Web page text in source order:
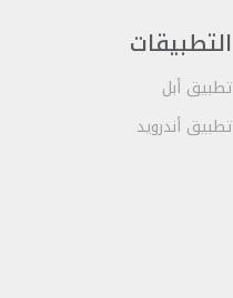
التطبيقات
تطبيق أبل
تطبيق أندرويد